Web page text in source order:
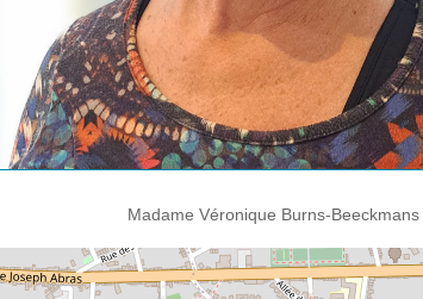
Madame Véronique Burns-Beeckmans